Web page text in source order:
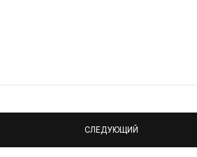
СЛЕДУЮЩИЙ